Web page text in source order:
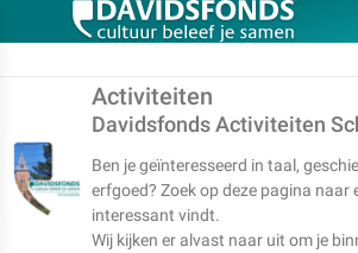
Activiteiten
Davidsfonds Activiteiten
Ben je geïnteresseerd in taal,
erfgoed? Zoek op deze pagina naar
interessant vindt.
Wij kijken er alvast naar uit om je
Zoek: